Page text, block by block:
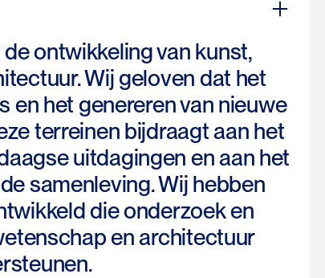
ontwikkeling van kunst,
Wij geloven dat het
en het genereren van nieuwe
terreinen bijdraagt aan het
uitdagingen en aan het
samenleving. Wij hebben
die onderzoek en
en architectuur